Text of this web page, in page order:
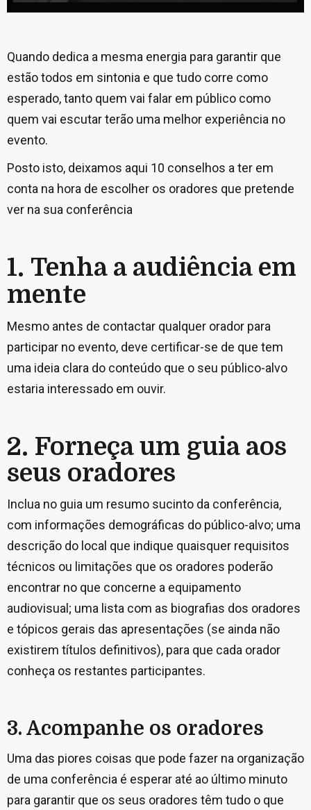
Quando dedica a mesma energia para garantir que
estão todos em sintonia e que tudo corre como
esperado, tanto quem vai falar em público como
quem vai escutar terão uma melhor experiência no
evento.
Posto isto, deixamos aqui 10 conselhos a ter em
conta na hora de escolher os oradores que pretende
ver na sua conferência
1. Tenha a audiência em
mente
Mesmo antes de contactar qualquer orador para
participar no evento, deve certificar-se de que tem
uma ideia clara do conteúdo que o seu público-alvo
estaria interessado em ouvir.
2. Forneça um guia aos
seus oradores
Inclua no guia um resumo sucinto da conferência,
com informações demográficas do público-alvo; uma
descrição do local que indique quaisquer requisitos
técnicos ou limitações que os oradores poderão
encontrar no que concerne a equipamento
audiovisual; uma lista com as biografias dos oradores
e tópicos gerais das apresentações (se ainda não
existirem títulos definitivos), para que cada orador
conheça os restantes participantes.
3. Acompanhe os oradores
Uma das piores coisas que pode fazer na organização
de uma conferência é esperar até ao último minuto
para garantir que os seus oradores têm tudo o que